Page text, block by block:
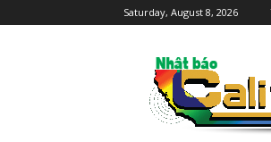
Saturday, August 8, 2026